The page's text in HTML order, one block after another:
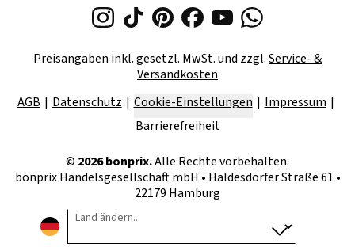
Preisangaben inkl. gesetzl. MwSt. und zzgl.Service- &
Versandkosten
AGB
Datenschutz Cookie-Einstellungen
Impressum
Barrierefreiheit
© 2026bonprix.Alle Rechte vorbehalten.
bonprix Handelsgesellschaft mbH • Haldesdorfer Straße 61 •
22179 Hamburg
Land ändern...